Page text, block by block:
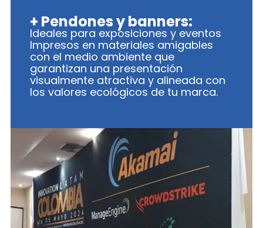
+ Pendones y banners:
Ideales para exposiciones y eventos
Impresos en materiales amigables
con el medio ambiente que
garantizan una presentación
visualmente atractiva y alineada con
los valores ecológicos de tu marca.